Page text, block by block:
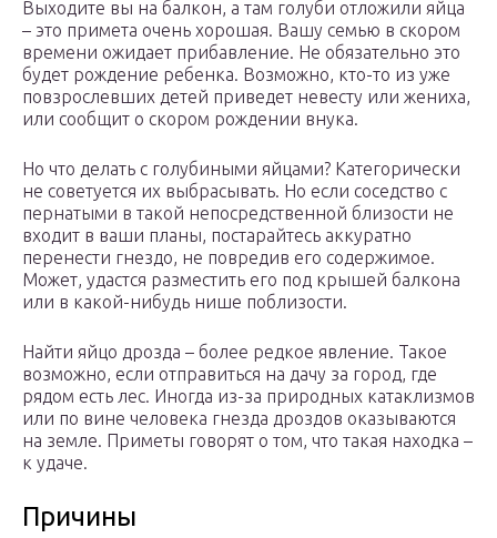
Выходите вы на балкон, а там голуби отложили яйца
– это примета очень хорошая. Вашу семью в скором
времени ожидает прибавление. Не обязательно это
будет рождение ребенка. Возможно, кто-то из уже
повзрослевших детей приведет невесту или жениха,
или сообщит о скором рождении внука.
Но что делать с голубиными яйцами? Категорически
не советуется их выбрасывать. Но если соседство с
пернатыми в такой непосредственной близости не
входит в ваши планы, постарайтесь аккуратно
перенести гнездо, не повредив его содержимое.
Может, удастся разместить его под крышей балкона
или в какой-нибудь нише поблизости.
Найти яйцо дрозда – более редкое явление. Такое
возможно, если отправиться на дачу за город, где
рядом есть лес. Иногда из-за природных катаклизмов
или по вине человека гнезда дроздов оказываются
на земле. Приметы говорят о том, что такая находка –
к удаче.
Причины